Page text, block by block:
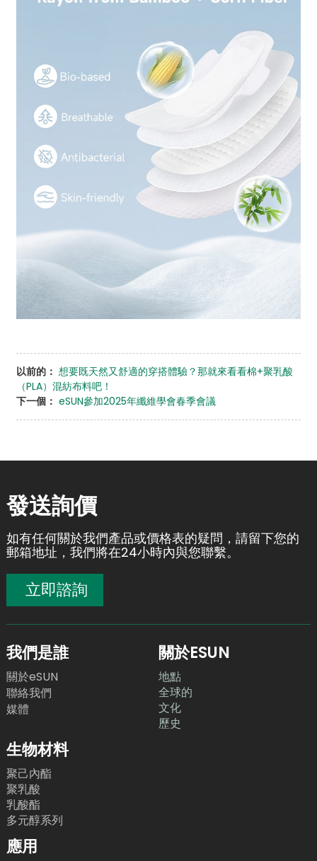
以前的： 想要既天然又舒適的穿搭體驗？那就來看看棉+聚乳酸
（PLA）混紡布料吧！
下一個： eSUN參加2025年纖維學會春季會議
發送詢價
如有任何關於我們產品或價格表的疑問，請留下您的
郵箱地址，我們將在24小時內與您聯繫。
立即諮詢
我們是誰
關於eSUN
聯絡我們
媒體
關於ESUN
地點
全球的
文化
歷史
生物材料
聚己內酯
聚乳酸
乳酸酯
多元醇系列
應用